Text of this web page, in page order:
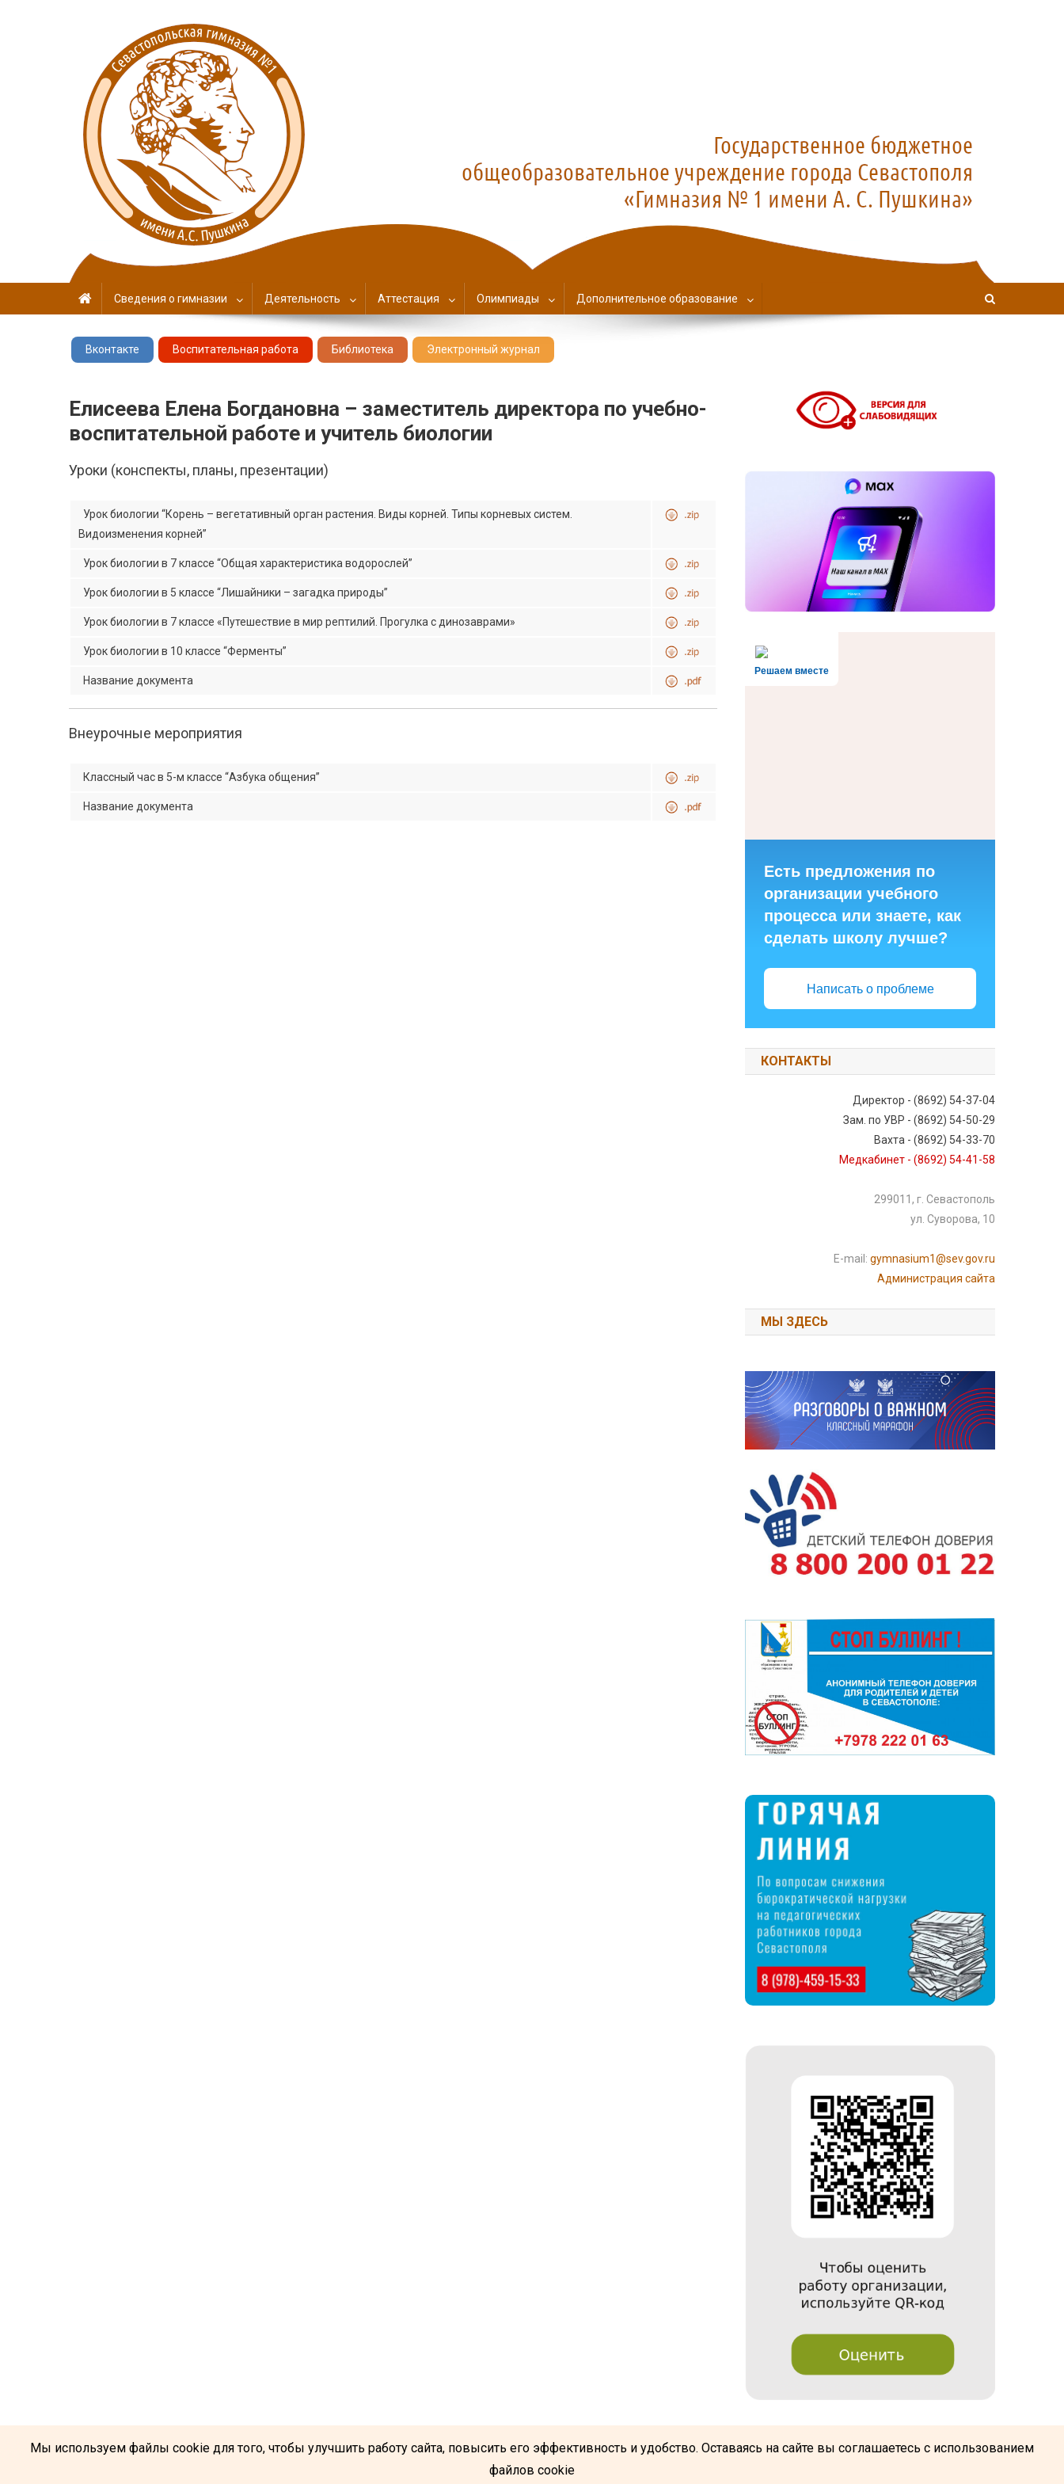
Севастопольская гимназия №1
имени А. С. Пушкина
Сведения о гимназии Деятельность Аттестация Олимпиады Дополнительное образование
Вконтакте Воспитательная работа Библиотека Электронный журнал
Елисеева Елена Богдановна – заместитель директора по учебно-
воспитательной работе и учитель биологии
Уроки (конспекты, планы, презентации)
Урок биологии “Корень – вегетативный орган растения. Виды корней. Типы корневых систем.
Видоизменения корней”
Урок биологии в 7 классе “Общая характеристика водорослей”
Урок биологии в 5 классе “Лишайники – загадка природы”
Урок биологии в 7 классе «Путешествие в мир рептилий. Прогулка с динозаврами»
Урок биологии в 10 классе “Ферменты”
Название документа
Внеурочные мероприятия
Классный час в 5-м классе “Азбука общения”
Название документа
Решаем вместе
Есть предложения по
организации учебного
процесса или знаете, как
сделать школу лучше?
Написать о проблеме
КОНТАКТЫ
Директор - (8692) 54-37-04
Зам. по УВР - (8692) 54-50-29
Вахта - (8692) 54-33-70
Медкабинет - (8692) 54-41-58
299011, г. Севастополь
ул. Суворова, 10
E-mail: gymnasium1@sev.gov.ru
Администрация сайта
МЫ ЗДЕСЬ
@
Мы используем файлы cookie для того, чтобы улучшить работу сайта, повысить его эффективность и удобство. Оставаясь на сайте вы соглашаетесь с использованием
файлов cookie